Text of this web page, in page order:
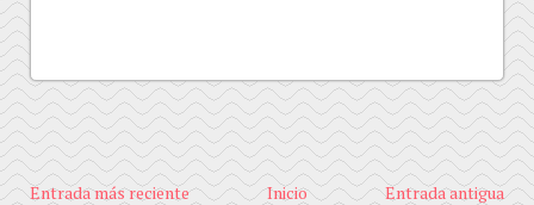
Entrada más reciente Entrada antigua
Inicio